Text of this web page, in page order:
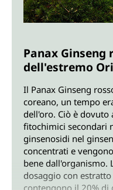
Panax Ginseng
dell'estremo
Il Panax Ginseng
coreano, un tempo
dell'oro. Ciò è dovuto
fitochimici secondari
ginsenosidi nel
concentrati e
bene dall'organismo.
dosaggio con